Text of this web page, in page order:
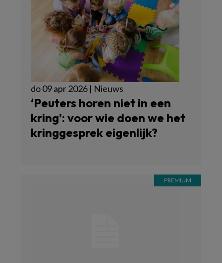
do 09 apr 2026 | Nieuws
‘Peuters horen niet in een
kring’: voor wie doen we het
kringgesprek eigenlijk?